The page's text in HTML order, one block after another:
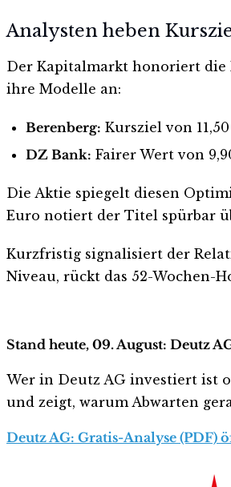
Analysten heben
Der Kapitalmarkt honoriert die
ihre Modelle an:
Berenberg: Kursziel von
DZ Bank: Fairer Wert von
Die Aktie spiegelt diesen
Euro notiert der Titel spürbar
Kurzfristig signalisiert der
Niveau, rückt das 52-Wochen-
Stand heute, 09. August: Deutz
Wer in Deutz AG investiert ist
und zeigt, warum Abwarten
Deutz AG: Gratis-Analyse (PDF)